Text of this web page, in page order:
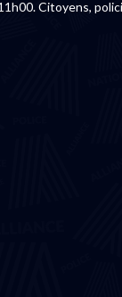
Citoyens,